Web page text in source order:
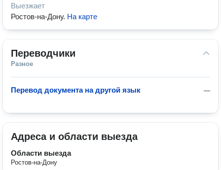
Выезжает
Ростов-на-Дону. На карте
Переводчики
Разное
—
Перевод документа на другой язык
Адреса и области выезда
Области выезда
Ростов-на-Дону